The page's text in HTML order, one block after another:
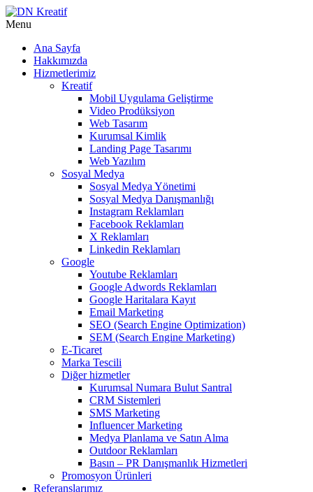
Menu
Ana Sayfa
Hakkımızda
Hizmetlerimiz
Kreatif
Mobil Uygulama Geliştirme
Video Prodüksiyon
Web Tasarım
Kurumsal Kimlik
Landing Page Tasarımı
Web Yazılım
Sosyal Medya
Sosyal Medya Yönetimi
Sosyal Medya Danışmanlığı
Instagram Reklamları
Facebook Reklamları
X Reklamları
Linkedin Reklamları
Google
Youtube Reklamları
Google Adwords Reklamları
Google Haritalara Kayıt
Email Marketing
SEO (Search Engine Optimization)
SEM (Search Engine Marketing)
E-Ticaret
Marka Tescili
Diğer hizmetler
Kurumsal Numara Bulut Santral
CRM Sistemleri
SMS Marketing
Influencer Marketing
Medya Planlama ve Satın Alma
Outdoor Reklamları
Basın – PR Danışmanlık Hizmetleri
Promosyon Ürünleri
Referanslarımız